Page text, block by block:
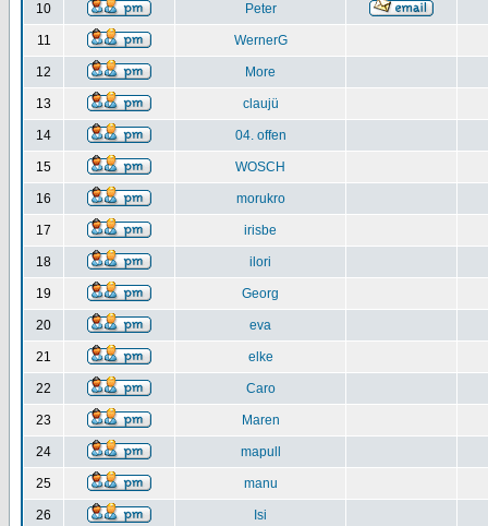
10 Peter
11 WernerG
12 More
13 claujü
14 04. offen
15 WOSCH
16 morukro
17 irisbe
18 ilori
19 Georg
20 eva
21 elke
22 Caro
23 Maren
24 mapull
25 manu
26 Isi